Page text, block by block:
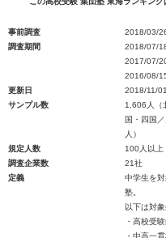
事前調査
2018/03/
調査期間
2018/07/
2017/07/
2016/08/
更新日
2018/11/01
サンプル数
1,606人（
国・四国
人）
規定人数
100人以上
調査企業数
21社
定義
中学生を
塾。
以下は対象
・高校受
・中高一